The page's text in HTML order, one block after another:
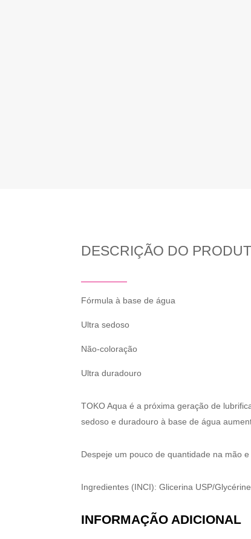
DESCRIÇÃO DO
Fórmula à base de água
Ultra sedoso
Não-coloração
Ultra duradouro
TOKO Aqua é a próxima geração de
sedoso e duradouro à base de água
Despeje um pouco de quantidade na mão
Ingredientes (INCI): Glicerina USP/
INFORMAÇÃO ADICIONAL